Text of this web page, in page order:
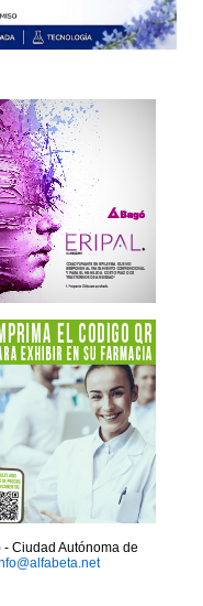
Ciudad Autónoma de